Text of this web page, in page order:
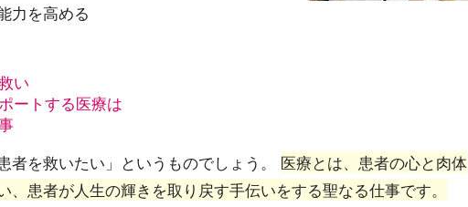
力を高める
い
ートする医療は
者を救いたい」というものでしょう。 医療とは、患者の心と肉体
、患者が人生の輝きを取り戻す手伝いをする聖なる仕事です。